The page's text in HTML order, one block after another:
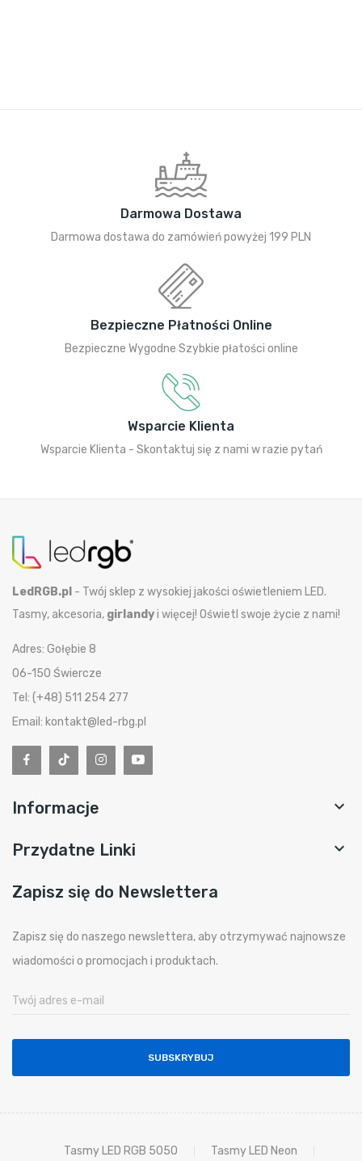
Darmowa Dostawa
Darmowa dostawa do zamówień powyżej 199 PLN
Bezpieczne Płatności Online
Bezpieczne Wygodne Szybkie płatości online
Wsparcie Klienta
Wsparcie Klienta - Skontaktuj się z nami w razie pytań
LedRGB.pl - Twój sklep z wysokiej jakości oświetleniem LED.
Tasmy, akcesoria, girlandyi więcej! Oświetl swoje życie z nami!
Adres: Gołębie 8
06-150 Świercze
Tel: (+48) 511 254 277
Email: kontakt@led-rbg.pl
Informacje 
Przydatne Linki 
Zapisz się do Newslettera
Zapisz się do naszego newslettera, aby otrzymywać najnowsze
wiadomości o promocjach i produktach.
SUBSKRYBUJ
Tasmy LED RGB 5050 Tasmy LED Neon